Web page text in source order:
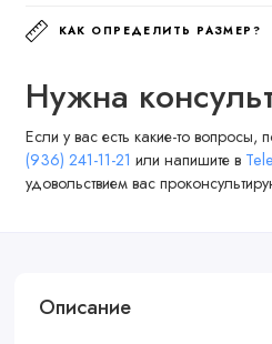
КАК ОПРЕДЕЛИТЬ РАЗМЕР?
Нужна
Если у вас есть какие-то вопросы,
(936) 241-11-21 или напишите в
удовольствием вас
Описание